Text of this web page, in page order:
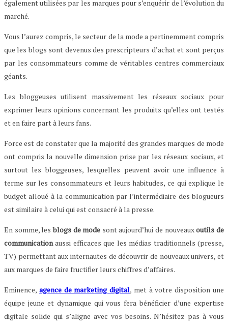
également utilisées par les marques pour s’enquérir de l’évolution du
marché.
Vous l’aurez compris, le secteur de la mode a pertinemment compris
que les blogs sont devenus des prescripteurs d’achat et sont perçus
par les consommateurs comme de véritables centres commerciaux
géants.
Les bloggeuses utilisent massivement les réseaux sociaux pour
exprimer leurs opinions concernant les produits qu’elles ont testés
et en faire part à leurs fans.
Force est de constater que la majorité des grandes marques de mode
ont compris la nouvelle dimension prise par les réseaux sociaux, et
surtout les bloggeuses, lesquelles peuvent avoir une influence à
terme sur les consommateurs et leurs habitudes, ce qui explique le
budget alloué à la communication par l’intermédiaire des blogueurs
est similaire à celui qui est consacré à la presse.
En somme, lesblogs de mode sont aujourd’hui de nouveauxoutils de
communicationaussi efficaces que les médias traditionnels (presse,
TV) permettant aux internautes de découvrir de nouveaux univers, et
aux marques de faire fructifier leurs chiffres d’affaires.
Eminence, agence de marketing digital, met à votre disposition une
équipe jeune et dynamique qui vous fera bénéficier d’une expertise
digitale solide qui s’aligne avec vos besoins. N’hésitez pas à vous